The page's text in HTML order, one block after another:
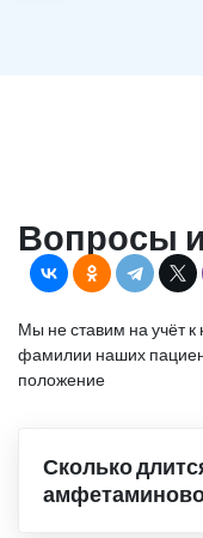
Вопросы и
Мы не ставим на учёт
фамилии наших
положение
Сколько